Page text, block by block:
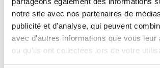
notre site avec nos partenaires de
publicité et d'analyse, qui peuvent
avec d'autres informations que vous leur
ou qu'ils ont collectées lors de votre